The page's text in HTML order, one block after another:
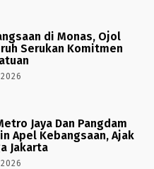
di Monas, Ojol
Serukan Komitmen
Jaya Dan Pangdam
Apel Kebangsaan, Ajak
Jakarta